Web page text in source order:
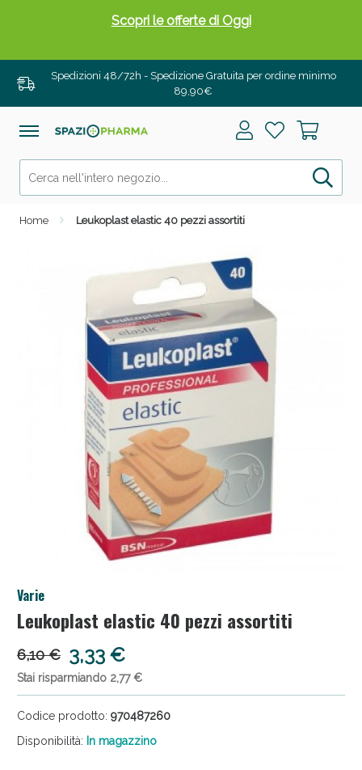
Spedizioni 48/72h - Spedizione Gratuita per ordine minimo
89,90€
Home Leukoplast elastic 40 pezzi assortiti
Varie
Leukoplast elastic 40 pezzi assortiti
6,10 € 3,33 €
Stai risparmiando 2,77 €
Codice prodotto: 970487260
Disponibilità: In magazzino
Scopri le offerte di Oggi
Drenanti e Pancia Piatta: Sconti fino al 55% validi
solo per OGGI!
Salini e Multivitaminici: oggi Sconto extra fino al